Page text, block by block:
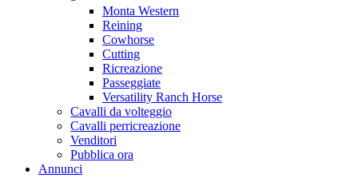
Monta Western
Reining
Cowhorse
Cutting
Ricreazione
Passeggiate
Versatility Ranch Horse
Cavalli da volteggio
Cavalli perricreazione
Venditori
Pubblica ora
Annunci